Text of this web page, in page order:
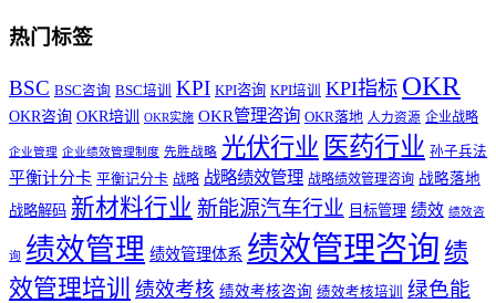
热门标签
BSC BSC咨询 BSC培训 KPI KPI咨询 KPI培训 KPI指标 OKR
OKR咨询 OKR培训 OKR实施 OKR管理咨询 OKR落地 人力资源 企业战略
企业管理 企业绩效管理制度 先胜战略 光伏行业 医药行业 孙子兵法
平衡计分卡 平衡记分卡 战略 战略绩效管理 战略绩效管理咨询 战略落地
战略解码 新材料行业 新能源汽车行业 目标管理 绩效 绩效咨
询 绩效管理 绩效管理体系 绩效管理咨询 绩
效管理培训 绩效考核 绩效考核咨询 绩效考核培训
绿色能